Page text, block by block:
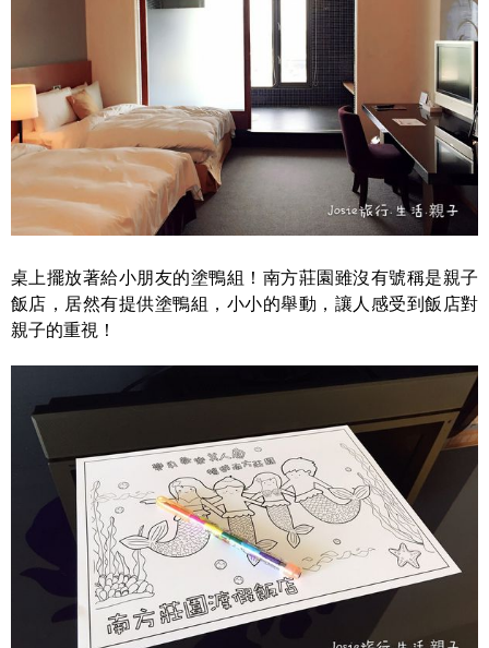
桌上擺放著給小朋友的塗鴨組！南方莊園雖沒有號稱是親子
飯店，居然有提供塗鴨組，小小的舉動，讓人感受到飯店對
親子的重視！